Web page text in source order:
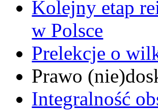
Kolejny etap
w Polsce
Prelekcje o
Prawo
Integralność